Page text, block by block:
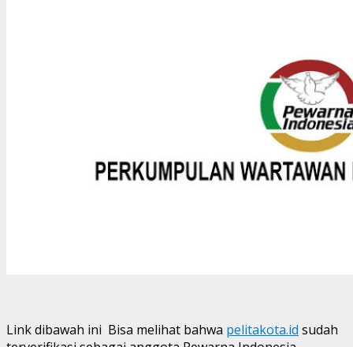
Link dibawah ini Bisa melihat bahwa pelitakota.id sudah